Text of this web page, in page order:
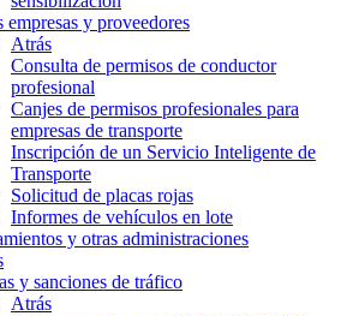
empresas y proveedores
Atrás
Consulta de permisos de conductor
profesional
Canjes de permisos profesionales para
empresas de transporte
Inscripción de un Servicio Inteligente de
Transporte
Solicitud de placas rojas
Informes de vehículos en lote
y otras administraciones
y sanciones de tráfico
Atrás